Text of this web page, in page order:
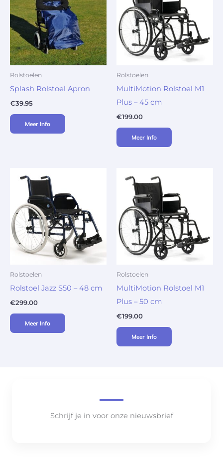
Rolstoelen
Splash Rolstoel Apron
€39.95
Meer Info
Rolstoelen
MultiMotion Rolstoel M1
Plus – 45 cm
€199.00
Meer Info
Rolstoelen
Rolstoel Jazz S50 – 48 cm
€299.00
Meer Info
Rolstoelen
MultiMotion Rolstoel M1
Plus – 50 cm
€199.00
Meer Info
Schrijf je in voor onze nieuwsbrief